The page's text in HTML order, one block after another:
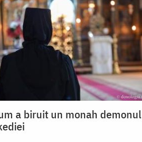
a biruit un monah demonul